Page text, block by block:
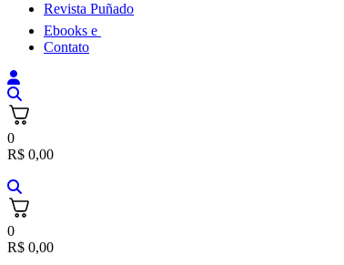
Revista Puñado
Ebooks e
Contato
0
R$ 0,00
0
R$ 0,00